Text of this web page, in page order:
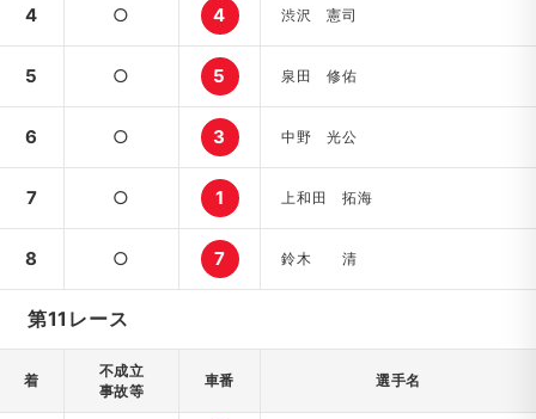
4 ○ 4 渋沢 憲司
5 ○ 5 泉田 修佑
6 ○ 3 中野 光公
7 ○ 1 上和田 拓海
8 ○ 7 鈴木 清
第11レース
着
不成立
事故等
車番 選手名